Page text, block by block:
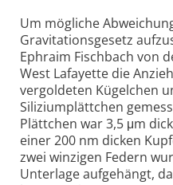
Um mögliche
Gravitationsgesetz
Ephraim Fischbach von
West Lafayette die
vergoldeten Kügelchen
Siliziumplättchen
Plättchen war 3,5 μm
einer 200 nm dicken
zwei winzigen Federn
Unterlage aufgehängt,